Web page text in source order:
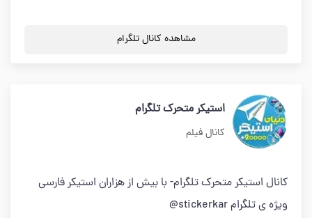
مشاهده کانال تلگرام
استیکر متحرک تلگرام
کانال فیلم
کانال استیکر متحرک تلگرام- با بیش از هزاران استیکر فارسی
ویژه ی تلگرام stickerkar@